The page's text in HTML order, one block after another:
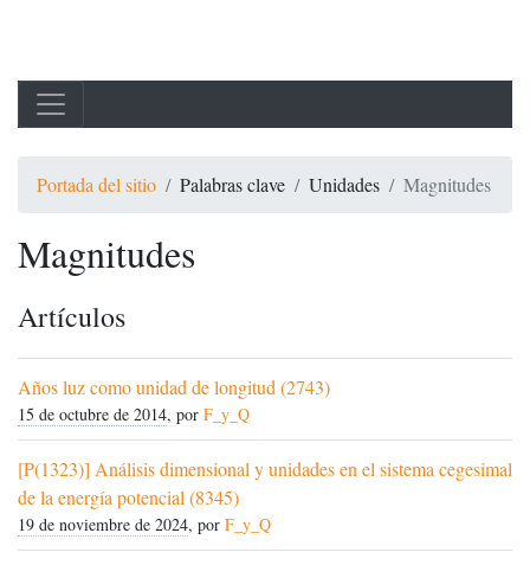
Portada del sitio Palabras clave Unidades Magnitudes
Magnitudes
Artículos
Años luz como unidad de longitud (2743)
15 de octubre de 2014, por F_y_Q
[P(1323)] Análisis dimensional y unidades en el sistema cegesimal
de la energía potencial (8345)
19 de noviembre de 2024, por F_y_Q